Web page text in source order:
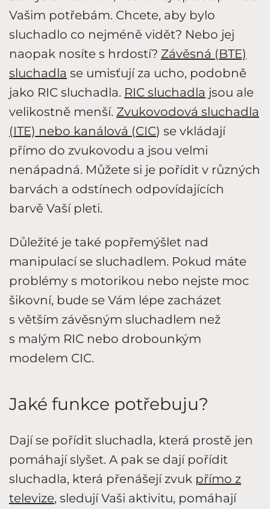
Vašim potřebám. Chcete, aby bylo
sluchadlo co nejméně vidět? Nebo jej
naopak nosíte s hrdostí? Závěsná (BTE)
sluchadla se umisťují za ucho, podobně
jako RIC sluchadla. RIC sluchadla jsou ale
velikostně menší. Zvukovodová sluchadla
(ITE) nebo kanálová (CIC) se vkládají
přímo do zvukovodu a jsou velmi
nenápadná. Můžete si je pořídit v různých
barvách a odstínech odpovídajících
barvě Vaší pleti.
Důležité je také popřemýšlet nad
manipulací se sluchadlem. Pokud máte
problémy s motorikou nebo nejste moc
šikovní, bude se Vám lépe zacházet
s větším závěsným sluchadlem než
s malým RIC nebo drobounkým
modelem CIC.
Jaké funkce potřebuju?
Dají se pořídit sluchadla, která prostě jen
pomáhají slyšet. A pak se dají pořídit
sluchadla, která přenášejí zvuk přímo z
televize, sledují Vaši aktivitu, pomáhají